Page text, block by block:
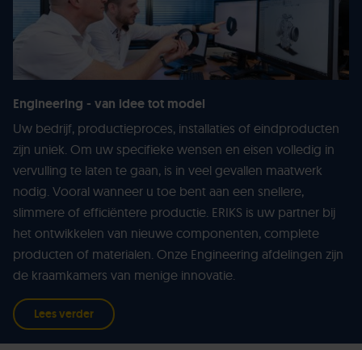
Engineering - van idee tot model
Uw bedrijf, productieproces, installaties of eindproducten
zijn uniek. Om uw specifieke wensen en eisen volledig in
vervulling te laten te gaan, is in veel gevallen maatwerk
nodig. Vooral wanneer u toe bent aan een snellere,
slimmere of efficiëntere productie. ERIKS is uw partner bij
het ontwikkelen van nieuwe componenten, complete
producten of materialen. Onze Engineering afdelingen zijn
de kraamkamers van menige innovatie.
Lees verder